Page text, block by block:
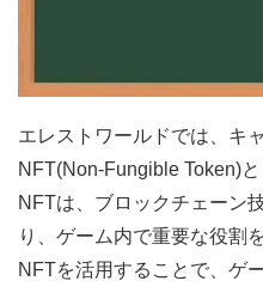
エレストワールドでは、キ
NFT(Non-Fungible Token)
NFTは、ブロックチェーン
り、ゲーム内で重要な役割
NFTを活用することで、ゲ